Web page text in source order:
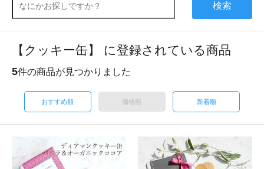
検索
【クッキー缶】 に登録されている商品
5件の商品が見つかりました
おすすめ順 価格順 新着順